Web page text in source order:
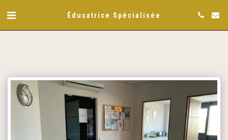
Éducatrice Spécialisée